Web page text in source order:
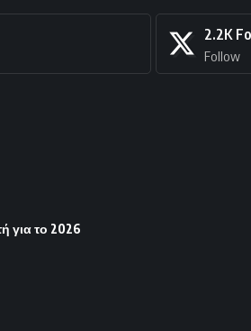
2.2K
Follow
για το 2026